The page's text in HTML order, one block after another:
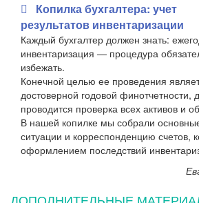
Копилка бухгалтера: учет
результатов инвентаризации
Каждый бухгалтер должен знать:
инвентаризация — процедура
избежать.
Конечной целью ее проведения
достоверной годовой финотчетности,
проводится проверка всех активов и
В нашей копилке мы собрали
ситуации и корреспонденцию счетов,
оформлением последствий